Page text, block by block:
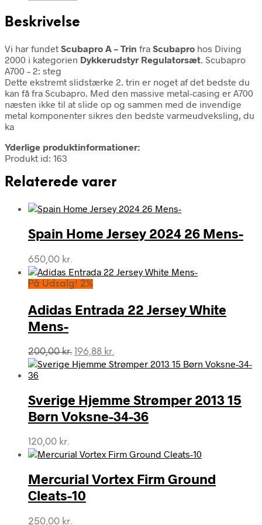
Beskrivelse
Vi har fundet Scubapro A – Trin fra Scubapro hos Diving
2000 i kategorien Dykkerudstyr Regulatorsæt. Scubapro
A700 – 2: steg
Dette ekstremt slidstærke 2. trin er noget af det bedste du
kan få fra Scubapro. Med den massive metal-casing er A700
næsten ikke til at slide op og sammen med de invendige
metal komponenter sikres den bedste varmeudveksling, du
ka
Yderlige produktinformationer:
Produkt id: 163
Relaterede varer
Spain Home Jersey 2024 26 Mens-
650,00 kr.
På Udsalg! 2%
Adidas Entrada 22 Jersey White
Mens-
200,00kr. Den
oprindelige
200,00 kr..
196,88 kr.
aktuelle
196,88 kr..
Sverige Hjemme Strømper 2013 15
Børn Voksne-34-36
120,00 kr.
Mercurial Vortex Firm Ground
Cleats-10
250,00 kr.